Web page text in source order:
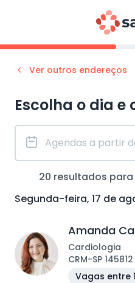
Ver outros endereços
Escolha o dia e
20 resultados
Segunda-feira, 17 de
Amanda
Cardiologia
CRM-SP 145812
Vagas entre